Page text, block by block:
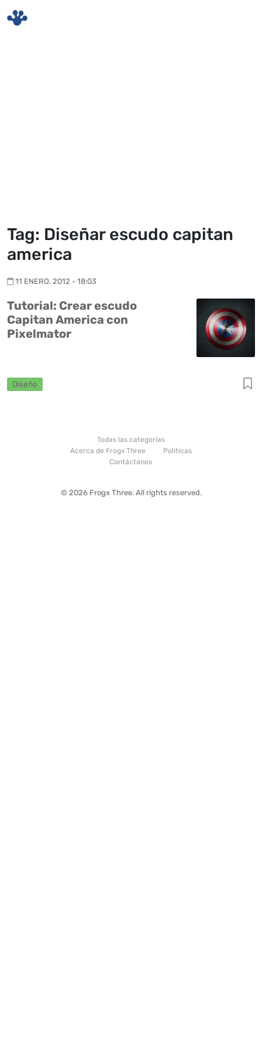
Tag: Diseñar escudo capitan
america
11 ENERO, 2012 - 18:03
Tutorial: Crear escudo
Capitan America con
Pixelmator
Diseño
Todas las categorías
Acerca de Frogx Three
Politicas
Contáctanos
© 2026 Frogx Three. All rights reserved.